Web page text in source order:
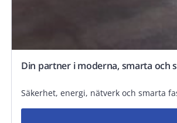
Din partner i moderna, smarta och
Säkerhet, energi, nätverk och smarta